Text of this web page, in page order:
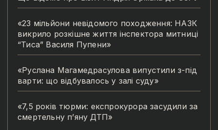
«23 мільйони невідомого походження: НАЗК
викрило розкішне життя інспектора митниці
“Тиса” Василя Пупени»
«Руслана Магамедрасулова випустили з-під
варти: що відбувалось у залі суду»
«7,5 років тюрми: експрокурора засудили за
смертельну п’яну ДТП»